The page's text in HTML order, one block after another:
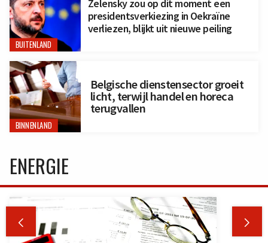
BUITENLAND
Zelensky zou op dit moment een
presidentsverkiezing in Oekraïne
verliezen, blijkt uit nieuwe peiling
BINNENLAND
Belgische dienstensector groeit
licht, terwijl handel en horeca
terugvallen
ENERGIE
 